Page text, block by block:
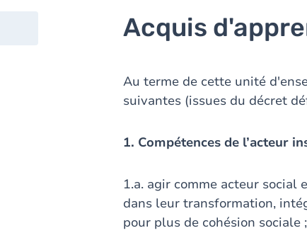
Acquis
Au terme de cette unité
suivantes (issues du décret
1. Compétences de l’acteur
1.a. agir comme acteur
dans leur transformation,
pour plus de cohésion sociale ;